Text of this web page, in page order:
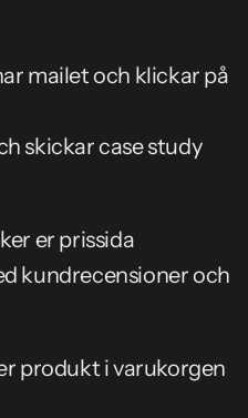
mailet och klickar på
skickar case study
er prissida
kundrecensioner och
produkt i varukorgen